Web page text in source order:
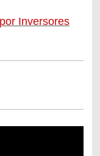
Inversores